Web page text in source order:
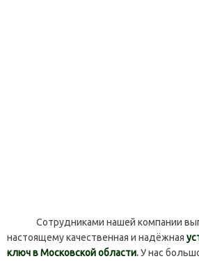
Сотрудниками нашей компании
настоящему качественная и надёжная
ключ в Московской области.У нас